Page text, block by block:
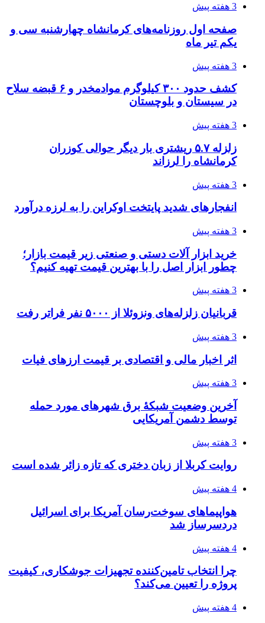
3 هفته پیش
صفحه اول روزنامه‌های کرمانشاه چهارشنبه سی و
یکم تیر ماه
3 هفته پیش
کشف حدود ۳۰۰ کیلوگرم موادمخدر و ۶ قبضه سلاح
در سیستان و بلوچستان
3 هفته پیش
زلزله ۵.۷ ریشتری بار دیگر حوالی کوزران
کرمانشاه را لرزاند
3 هفته پیش
انفجارهای شدید پایتخت اوکراین را به لرزه درآورد
3 هفته پیش
خرید ابزار آلات دستی و صنعتی زیر قیمت بازار؛
چطور ابزار اصل را با بهترین قیمت تهیه کنیم؟
3 هفته پیش
قربانیان زلزله‌های ونزوئلا از ۵۰۰۰ نفر فراتر رفت
3 هفته پیش
اثر اخبار مالی و اقتصادی بر قیمت ارزهای فیات
3 هفته پیش
آخرین وضعیت شبکۀ برق شهرهای مورد حمله
توسط دشمن آمریکایی
3 هفته پیش
روایت کربلا از زبان دختری که تازه زائر شده است
4 هفته پیش
هواپیماهای سوخت‌رسان آمریکا برای اسرائیل
دردسرساز شد
4 هفته پیش
چرا انتخاب تامین‌کننده تجهیزات جوشکاری، کیفیت
پروژه را تعیین می‌کند؟
4 هفته پیش